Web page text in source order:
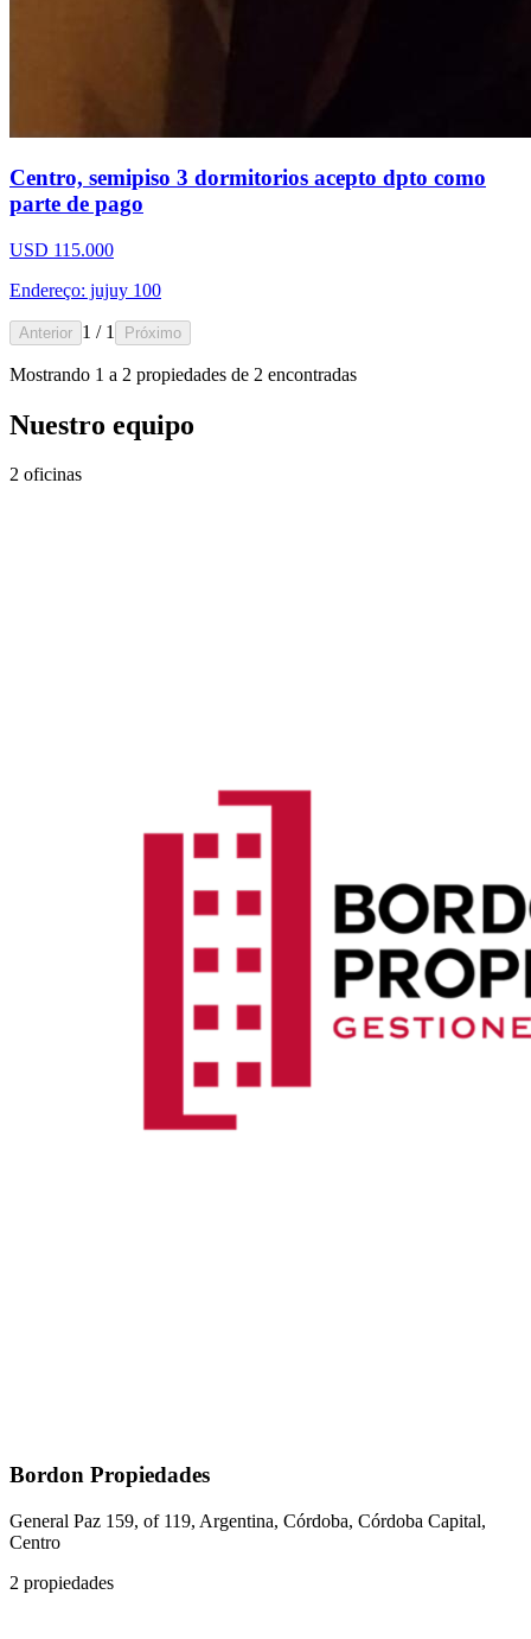
Centro, semipiso 3 dormitorios acepto dpto como
parte de pago
USD 115.000
Endereço: jujuy 100
Anterior 1 / 1 Próximo
Mostrando 1 a 2 propiedades de 2 encontradas
Nuestro equipo
2 oficinas
Bordon Propiedades
General Paz 159, of 119, Argentina, Córdoba, Córdoba Capital,
Centro
2 propiedades